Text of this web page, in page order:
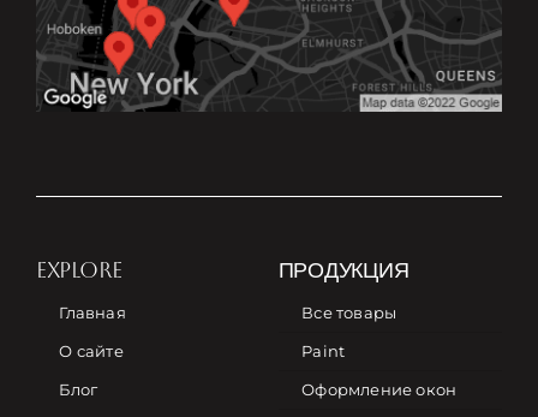
EXPLORE
Главная
О сайте
Блог
ПРОДУКЦИЯ
Все товары
Paint
Оформление окон